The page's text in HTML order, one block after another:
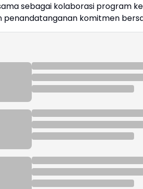
sebagai kolaborasi program
penandatanganan komitmen